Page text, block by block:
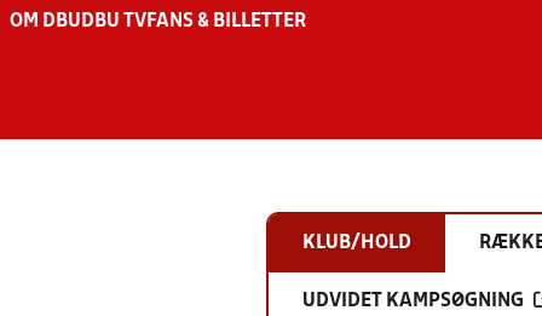
OM DBU DBU TV FANS & BILLETTER
KLUB/HOLD
UDVIDET KAMPSØGNING